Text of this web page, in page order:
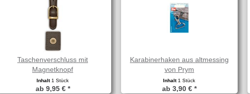
Taschenverschluss mit
Magnetknopf
Inhalt 1 Stück
ab 9,95 € *
Karabinerhaken aus altmessing
von Prym
Inhalt 1 Stück
ab 3,90 € *